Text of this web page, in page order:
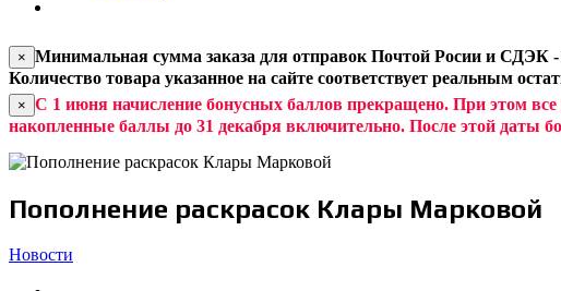
× Минимальная сумма заказа для отправок Почтой Росии и СДЭК -
Количество товара указанное на сайте соответствует реальным
× С 1 июня начисление бонусных баллов прекращено. При этом
накопленные баллы до 31 декабря включительно. После этой даты
Пополнение раскрасок Клары Марковой
Новости